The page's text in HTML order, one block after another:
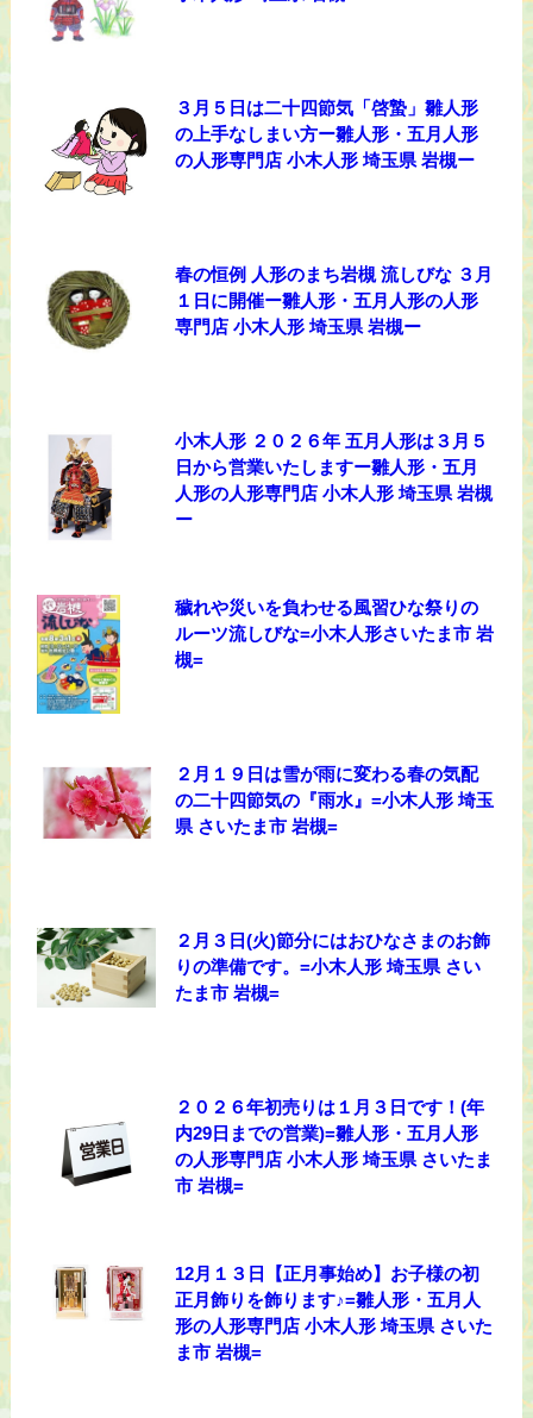
３月５日は二十四節気「啓蟄」雛人形
の上手なしまい方ー雛人形・五月人形
の人形専門店 小木人形 埼玉県 岩槻ー
春の恒例 人形のまち岩槻 流しびな ３月
１日に開催ー雛人形・五月人形の人形
専門店 小木人形 埼玉県 岩槻ー
小木人形 ２０２６年 五月人形は３月５
日から営業いたしますー雛人形・五月
人形の人形専門店 小木人形 埼玉県 岩槻
ー
穢れや災いを負わせる風習ひな祭りの
ルーツ流しびな=小木人形さいたま市 岩
槻=
２月１９日は雪が雨に変わる春の気配
の二十四節気の『雨水』=小木人形 埼玉
県 さいたま市 岩槻=
２月３日(火)節分にはおひなさまのお飾
りの準備です。=小木人形 埼玉県 さい
たま市 岩槻=
２０２６年初売りは１月３日です！(年
内29日までの営業)=雛人形・五月人形
の人形専門店 小木人形 埼玉県 さいたま
市 岩槻=
12月１３日【正月事始め】お子様の初
正月飾りを飾ります♪=雛人形・五月人
形の人形専門店 小木人形 埼玉県 さいた
ま市 岩槻=